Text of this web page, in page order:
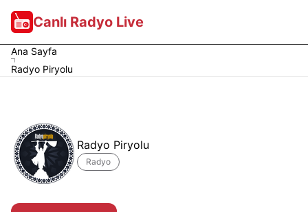
Canlı Radyo Live
Ana Sayfa
Radyo Piryolu
Radyo Piryolu
Radyo